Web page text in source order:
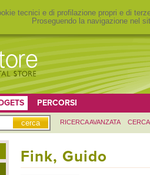
tecnici e di profilazione propri e di
Proseguendo la navigazione nel
PERCORSI
RICERCA AVANZATA
Fink, Guido